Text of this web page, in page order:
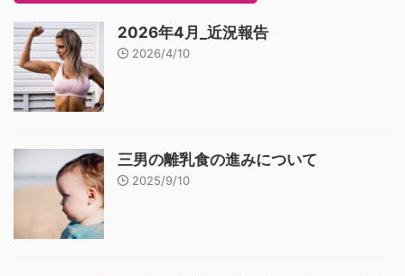
2026年4月_近況報告
2026/4/10
三男の離乳食の進みについて
2025/9/10